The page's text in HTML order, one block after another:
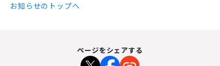
お知らせのトップへ
ページをシェアする